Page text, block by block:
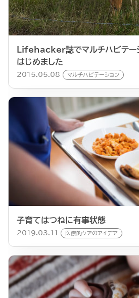
Lifehacker誌でマルチハビテー
はじめました
2015.05.08 マルチハビテーション
子育てはつねに有事状態
2019.03.11 医療的ケアのアイデア